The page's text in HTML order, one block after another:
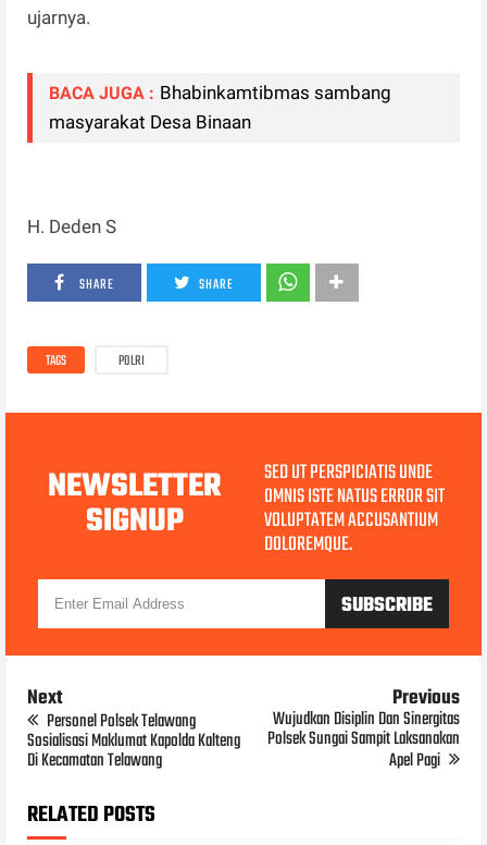
ujarnya.
BACA JUGA : Bhabinkamtibmas sambang
masyarakat Desa Binaan
H. Deden S
SHARE SHARE
TAGS POLRI
NEWSLETTER
SIGNUP
SED UT PERSPICIATIS UNDE
OMNIS ISTE NATUS ERROR SIT
VOLUPTATEM ACCUSANTIUM
DOLOREMQUE.
Next
Personel Polsek Telawang
Sosialisasi Maklumat Kapolda Kalteng
Di Kecamatan Telawang
Previous
Wujudkan Disiplin Dan Sinergitas
Polsek Sungai Sampit Laksanakan
Apel Pagi
RELATED POSTS